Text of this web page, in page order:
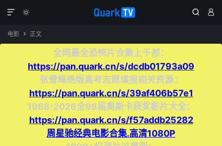
  

电影  正文
全网最全恐怖片合集上千部：
https://pan.quark.cn/s/dcdb01793a09
张雪峰绝版高考志愿填报相关资源：
https://pan.quark.cn/s/39af406b57e1
1988-2026全98届奥斯卡获奖影片大全：
https://pan.quark.cn/s/f57addb25282
周星驰经典电影合集.高清1080P